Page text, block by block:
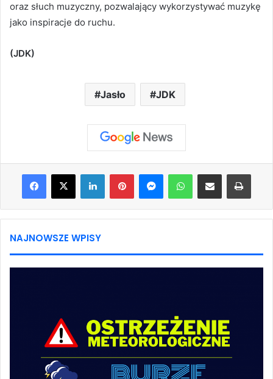
oraz słuch muzyczny, pozwalający wykorzystywać muzykę
jako inspiracje do ruchu.
(JDK)
Jasło JDK
Facebook
X LinkedInPinterestMessengerWhatsAppShare via Email Print
NAJNOWSZE WPISY